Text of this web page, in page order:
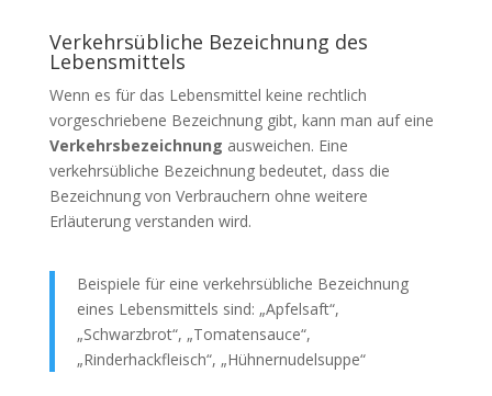
Verkehrsübliche Bezeichnung des
Lebensmittels
Wenn es für das Lebensmittel keine rechtlich
vorgeschriebene Bezeichnung gibt, kann man auf eine
Verkehrsbezeichnung ausweichen. Eine
verkehrsübliche Bezeichnung bedeutet, dass die
Bezeichnung von Verbrauchern ohne weitere
Erläuterung verstanden wird.
Beispiele für eine verkehrsübliche Bezeichnung
eines Lebensmittels sind: „Apfelsaft“,
„Schwarzbrot“, „Tomatensauce“,
„Rinderhackfleisch“, „Hühnernudelsuppe“